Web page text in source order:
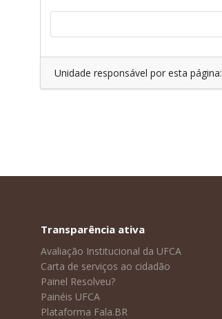
Unidade responsável por esta página:
Transparência ativa
Avaliação Institucional da UFCA
Carta de serviços ao cidadão
Painel Resolveu?
Painéis UFCA
Plataforma Fala.BR